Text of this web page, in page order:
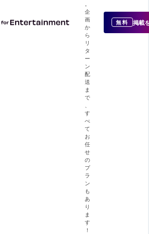
企
画
か
ら
リ
タ
ー
ン
配
送
ま
で
す
べ
て
お
任
せ
の
プ
ラ
ン
も
あ
り
ま
す
！
無料 掲載